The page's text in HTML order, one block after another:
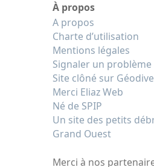
À propos
A propos
Charte d’utilisation
Mentions légales
Signaler un problème
Site clôné sur
Merci Eliaz Web
Né de SPIP
Un site des petits
Grand Ouest
Merci à nos